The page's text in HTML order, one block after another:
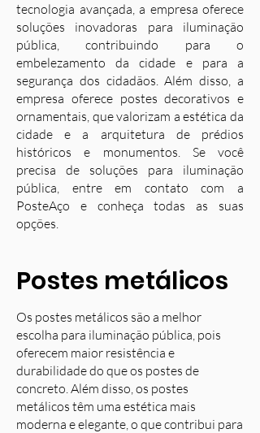
tecnologia avançada, a empresa oferece
soluções inovadoras para iluminação
pública, contribuindo para o
embelezamento da cidade e para a
segurança dos cidadãos. Além disso, a
empresa oferece postes decorativos e
ornamentais, que valorizam a estética da
cidade e a arquitetura de prédios
históricos e monumentos. Se você
precisa de soluções para iluminação
pública, entre em contato com a
PosteAço e conheça todas as suas
opções.
Postes metálicos
Os postes metálicos são a melhor
escolha para iluminação pública, pois
oferecem maior resistência e
durabilidade do que os postes de
concreto. Além disso, os postes
metálicos têm uma estética mais
moderna e elegante, o que contribui para